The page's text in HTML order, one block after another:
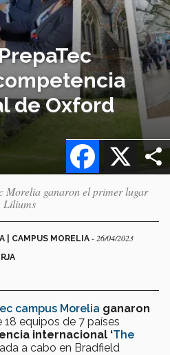
de Oxford
X
Facebook
Morelia ganaron el primer lugar
Liliums
| CAMPUS MORELIA - 26/04/2023
campus Morelia ganaron
18 equipos de 7 países
internacional ‘The
a cabo en Bradfield